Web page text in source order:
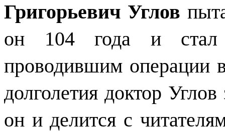
Григорьевич Углов
он 104 года и стал
проводившим операции
долголетия доктор
он и делится с